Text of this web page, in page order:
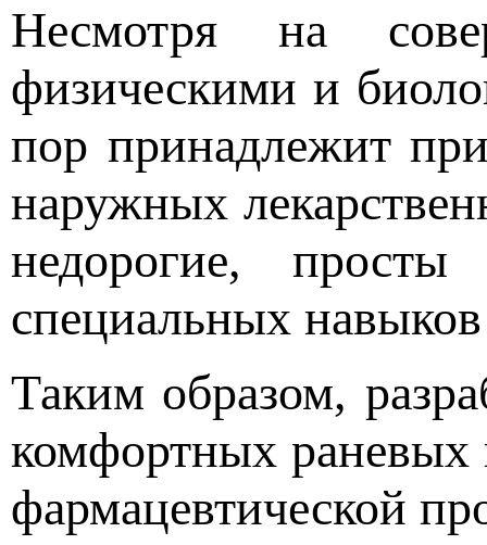
Несмотря на
физическими и
пор принадлежит
наружных
недорогие,
специальных
Таким образом,
комфортных раневых
фармацевтической